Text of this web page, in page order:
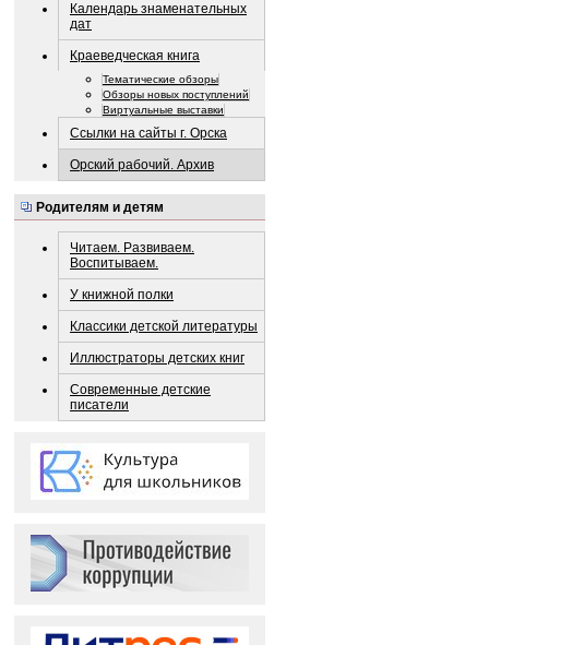
Календарь знаменательных
дат
Краеведческая книга
Тематические обзоры
Обзоры новых поступлений
Виртуальные выставки
Ссылки на сайты г. Орска
Орский рабочий. Архив
Родителям и детям
Читаем. Развиваем.
Воспитываем.
У книжной полки
Классики детской литературы
Иллюстраторы детских книг
Современные детские
писатели